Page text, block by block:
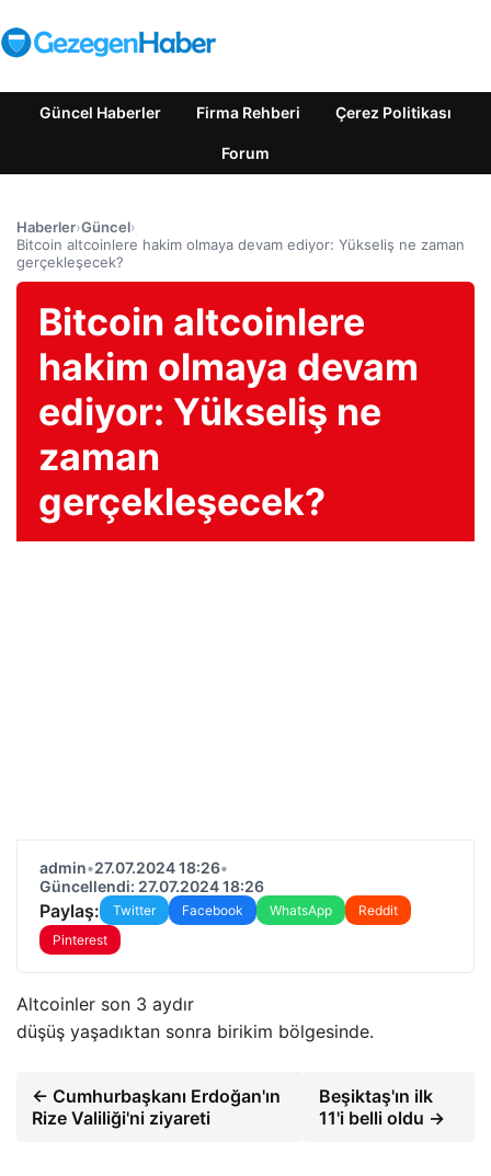
Güncel Haberler Firma Rehberi Çerez Politikası
Forum
Haberler›Güncel›
Bitcoin altcoinlere hakim olmaya devam ediyor: Yükseliş ne zaman
gerçekleşecek?
Bitcoin altcoinlere
hakim olmaya devam
ediyor: Yükseliş ne
zaman
gerçekleşecek?
admin•27.07.2024 18:26•
Güncellendi: 27.07.2024 18:26
Paylaş: Twitter Facebook WhatsApp
Reddit
Pinterest
Altcoinler son 3 aydır
düşüş yaşadıktan sonra birikim bölgesinde.
← Cumhurbaşkanı Erdoğan'ın
Rize Valiliği'ni ziyareti
Beşiktaş'ın ilk
11'i belli oldu →